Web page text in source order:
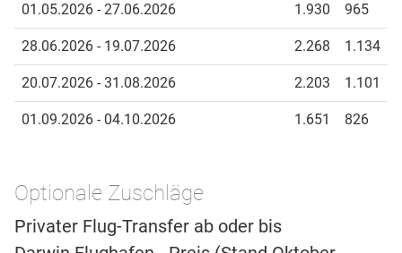
01.05.2026 - 27.06.2026 1.930 965
28.06.2026 - 19.07.2026 2.268 1.134
20.07.2026 - 31.08.2026 2.203 1.101
01.09.2026 - 04.10.2026 1.651 826
Optionale Zuschläge
Privater Flug-Transfer ab oder bis